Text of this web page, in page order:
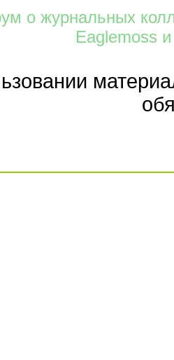
о журнальных
Eaglemoss и